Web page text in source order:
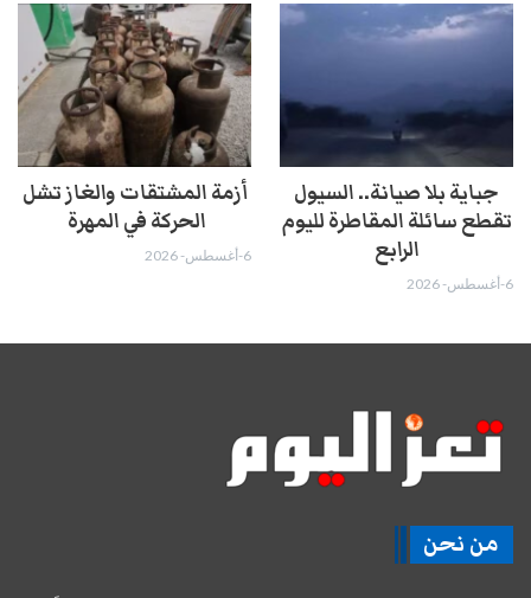
جباية بلا صيانة.. السيول
تقطع سائلة المقاطرة لليوم
الرابع
6-أغسطس- 2026
أزمة المشتقات والغاز تشل
الحركة في المهرة ​
6-أغسطس- 2026
من نحن